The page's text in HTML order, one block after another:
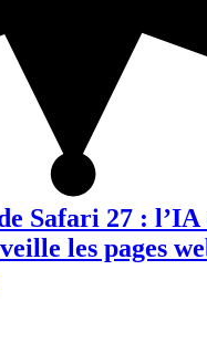
Safari 27 : l’IA
les pages